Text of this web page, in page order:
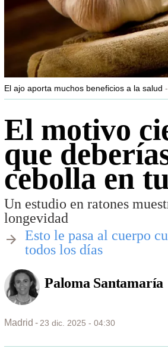
El ajo aporta muchos beneficios a la salud
El motivo
que
cebolla en
Un estudio en ratones
longevidad
​Esto le pasa al cuerpo
todos los días
Paloma Santamaría
Madrid 23 dic. 2025 - 04:30